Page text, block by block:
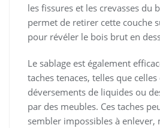
les fissures et les crevasses du
permet de retirer cette couche
pour révéler le bois brut en
Le sablage est également
taches tenaces, telles que
déversements de liquides ou
par des meubles. Ces taches
sembler impossibles à enlever,